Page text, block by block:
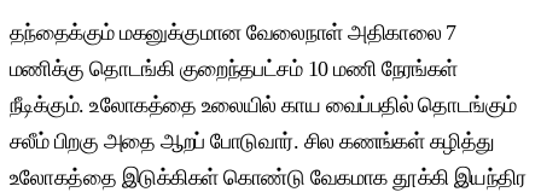
தந்தைக்கும் மகனுக்குமான வேலைநாள் அதிகாலை 7
மணிக்கு தொடங்கி குறைந்தபட்சம் 10 மணி நேரங்கள்
நீடிக்கும். உலோகத்தை உலையில் காய வைப்பதில் தொடங்கும்
சலீம் பிறகு அதை ஆறப் போடுவார். சில கணங்கள் கழித்து
உலோகத்தை இடுக்கிகள் கொண்டு வேகமாக தூக்கி இயந்திர